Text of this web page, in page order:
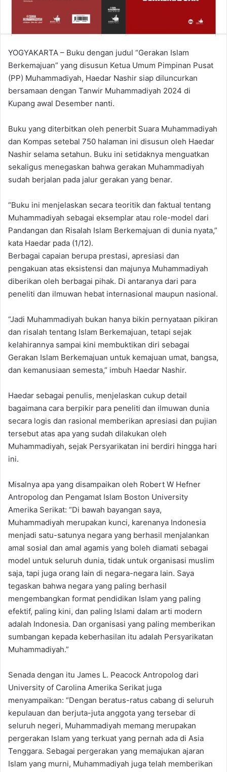
YOGYAKARTA – Buku dengan judul “Gerakan Islam
Berkemajuan” yang disusun Ketua Umum Pimpinan Pusat
(PP) Muhammadiyah, Haedar Nashir siap diluncurkan
bersamaan dengan Tanwir Muhammadiyah 2024 di
Kupang awal Desember nanti.
Buku yang diterbitkan oleh penerbit Suara Muhammadiyah
dan Kompas setebal 750 halaman ini disusun oleh Haedar
Nashir selama setahun. Buku ini setidaknya menguatkan
sekaligus menegaskan bahwa gerakan Muhammadiyah
sudah berjalan pada jalur gerakan yang benar.
“Buku ini menjelaskan secara teoritik dan faktual tentang
Muhammadiyah sebagai eksemplar atau role-model dari
Pandangan dan Risalah Islam Berkemajuan di dunia nyata,”
kata Haedar pada (1/12).
Berbagai capaian berupa prestasi, apresiasi dan
pengakuan atas eksistensi dan majunya Muhammadiyah
diberikan oleh berbagai pihak. Di antaranya dari para
peneliti dan ilmuwan hebat internasional maupun nasional.
“Jadi Muhammadiyah bukan hanya bikin pernyataan pikiran
dan risalah tentang Islam Berkemajuan, tetapi sejak
kelahirannya sampai kini membuktikan diri sebagai
Gerakan Islam Berkemajuan untuk kemajuan umat, bangsa,
dan kemanusiaan semesta,” imbuh Haedar Nashir.
Haedar sebagai penulis, menjelaskan cukup detail
bagaimana cara berpikir para peneliti dan ilmuwan dunia
secara logis dan rasional memberikan apresiasi dan pujian
tersebut atas apa yang sudah dilakukan oleh
Muhammadiyah, sejak Persyarikatan ini berdiri hingga hari
ini.
Misalnya apa yang disampaikan oleh Robert W Hefner
Antropolog dan Pengamat Islam Boston University
Amerika Serikat: “Di bawah bayangan saya,
Muhammadiyah merupakan kunci, karenanya Indonesia
menjadi satu-satunya negara yang berhasil menjalankan
amal sosial dan amal agamis yang boleh diamati sebagai
model untuk seluruh dunia, tidak untuk organisasi muslim
saja, tapi juga orang lain di negara-negara lain. Saya
tegaskan bahwa negara yang paling berhasil
mengembangkan format pendidikan Islam yang paling
efektif, paling kini, dan paling Islami dalam arti modern
adalah Indonesia. Dan organisasi yang paling memberikan
sumbangan kepada keberhasilan itu adalah Persyarikatan
Muhammadiyah.”
Senada dengan itu James L. Peacock Antropolog dari
University of Carolina Amerika Serikat juga
menyampaikan: “Dengan beratus-ratus cabang di seluruh
kepulauan dan berjuta-juta anggota yang tersebar di
seluruh negeri, Muhammadiyah memang merupakan
pergerakan Islam yang terkuat yang pernah ada di Asia
Tenggara. Sebagai pergerakan yang memajukan ajaran
Islam yang murni, Muhammadiyah juga telah memberikan